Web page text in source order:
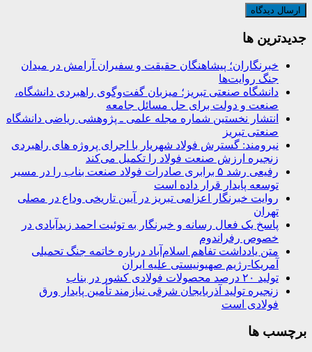
جديدترين ها
خبرنگاران؛ پیشاهنگان حقیقت و سفیران آرامش در میدان
جنگ روایت‌ها
دانشگاه صنعتی تبریز؛ میزبان گفت‌وگوی راهبردی دانشگاه،
صنعت و دولت برای حل مسائل جامعه
انتشار نخستین شماره مجله علمی ـ پژوهشی ریاضی دانشگاه
صنعتی تبریز
نیرومند: گسترش فولاد شهریار با اجرای پروژه های راهبردی
زنجیره ارزش صنعت فولاد را تکمیل می‌کند
رفیعی رشد ۵ برابری صادرات فولاد صنعت بناب را در مسیر
توسعه پایدار قرار داده است
روایت خبرنگار اعزامی تبریز در آیین تاریخی وداع در مصلی
تهران
پاسخ یک فعال رسانه و خبرنگار به توئیت احمد زیدآبادی در
خصوص رفراندوم
متن یادداشت تفاهم اسلام‌آباد درباره خاتمه جنگ تحمیلی
آمریکا-رژیم صهیونیستی علیه ایران
تولید ۲۰ درصد محصولات فولادی کشور در بناب
زنجیره تولید آذربایجان شرقی نیازمند تأمین پایدار ورق
فولادی است
برچسب ها